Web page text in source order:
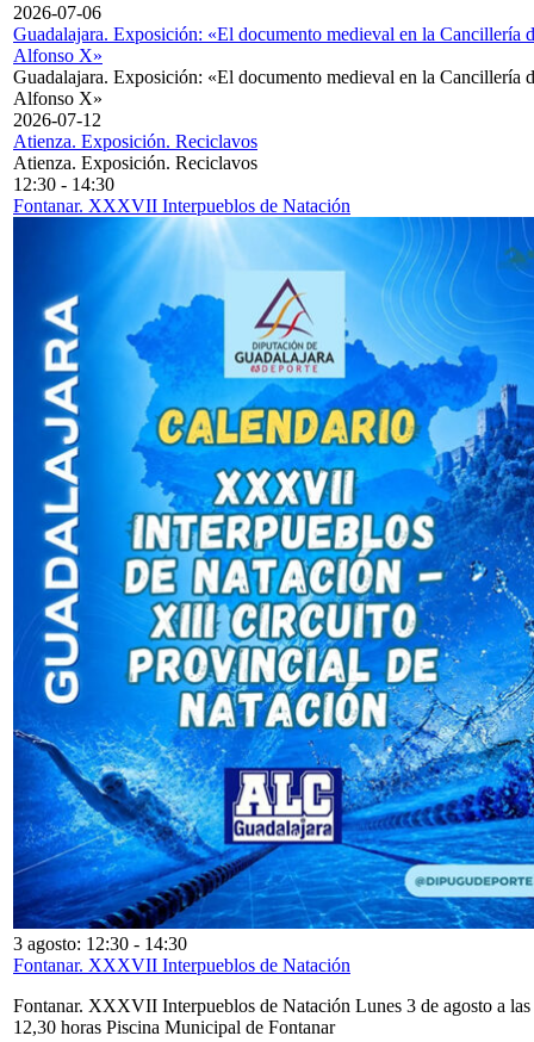
2026-07-06
Guadalajara. Exposición: «El documento medieval en la Cancillería
Alfonso X»
Guadalajara. Exposición: «El documento medieval en la Cancillería
Alfonso X»
2026-07-12
Atienza. Exposición. Reciclavos
Atienza. Exposición. Reciclavos
12:30 - 14:30
Fontanar. XXXVII Interpueblos de Natación
3 agosto: 12:30 - 14:30
Fontanar. XXXVII Interpueblos de Natación
Fontanar. XXXVII Interpueblos de Natación Lunes 3 de agosto a las
12,30 horas Piscina Municipal de Fontanar